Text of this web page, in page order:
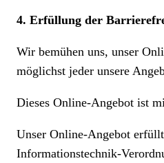
4. Erfüllung der
Wir bemühen uns, unser
möglichst jeder unsere
Dieses Online-Angebot ist
Unser Online-Angebot
Informationstechnik-